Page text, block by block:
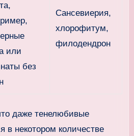
или
без
Сансевиерия,
хлорофитум,
филодендрон
даже тенелюбивые
в некотором количестве